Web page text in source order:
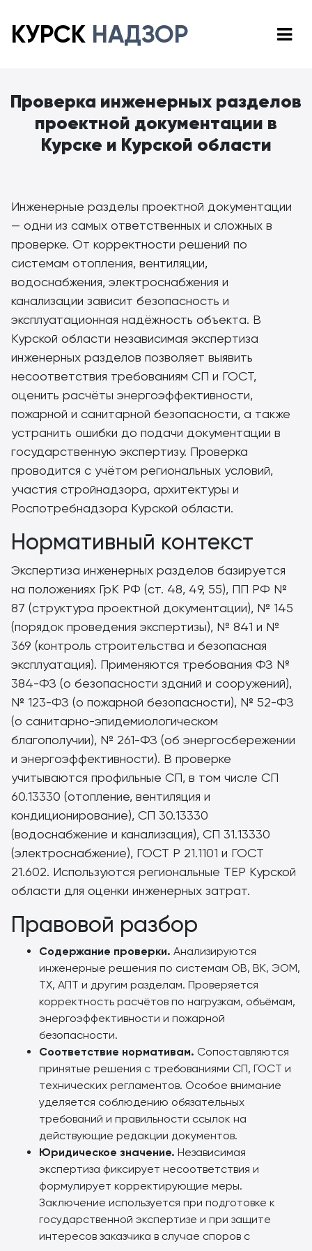
КУРСК НАДЗОР
Проверка инженерных разделов
проектной документации в
Курске и Курской области
Инженерные разделы проектной документации
— одни из самых ответственных и сложных в
проверке. От корректности решений по
системам отопления, вентиляции,
водоснабжения, электроснабжения и
канализации зависит безопасность и
эксплуатационная надёжность объекта. В
Курской области независимая экспертиза
инженерных разделов позволяет выявить
несоответствия требованиям СП и ГОСТ,
оценить расчёты энергоэффективности,
пожарной и санитарной безопасности, а также
устранить ошибки до подачи документации в
государственную экспертизу. Проверка
проводится с учётом региональных условий,
участия стройнадзора, архитектуры и
Роспотребнадзора Курской области.
Нормативный контекст
Экспертиза инженерных разделов базируется
на положениях ГрК РФ (ст. 48, 49, 55), ПП РФ №
87 (структура проектной документации), № 145
(порядок проведения экспертизы), № 841 и №
369 (контроль строительства и безопасная
эксплуатация). Применяются требования ФЗ №
384-ФЗ (о безопасности зданий и сооружений),
№ 123-ФЗ (о пожарной безопасности), № 52-ФЗ
(о санитарно-эпидемиологическом
благополучии), № 261-ФЗ (об энергосбережении
и энергоэффективности). В проверке
учитываются профильные СП, в том числе СП
60.13330 (отопление, вентиляция и
кондиционирование), СП 30.13330
(водоснабжение и канализация), СП 31.13330
(электроснабжение), ГОСТ Р 21.1101 и ГОСТ
21.602. Используются региональные ТЕР Курской
области для оценки инженерных затрат.
Правовой разбор
Содержание проверки. Анализируются
инженерные решения по системам ОВ, ВК, ЭОМ,
ТХ, АПТ и другим разделам. Проверяется
корректность расчётов по нагрузкам, объёмам,
энергоэффективности и пожарной
безопасности.
Соответствие нормативам. Сопоставляются
принятые решения с требованиями СП, ГОСТ и
технических регламентов. Особое внимание
уделяется соблюдению обязательных
требований и правильности ссылок на
действующие редакции документов.
Юридическое значение. Независимая
экспертиза фиксирует несоответствия и
формулирует корректирующие меры.
Заключение используется при подготовке к
государственной экспертизе и при защите
интересов заказчика в случае споров с